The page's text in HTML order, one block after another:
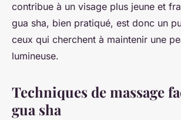
contribue à un visage plus jeune et
gua sha, bien pratiqué, est donc un
ceux qui cherchent à maintenir une
lumineuse.
Techniques de massage
gua sha